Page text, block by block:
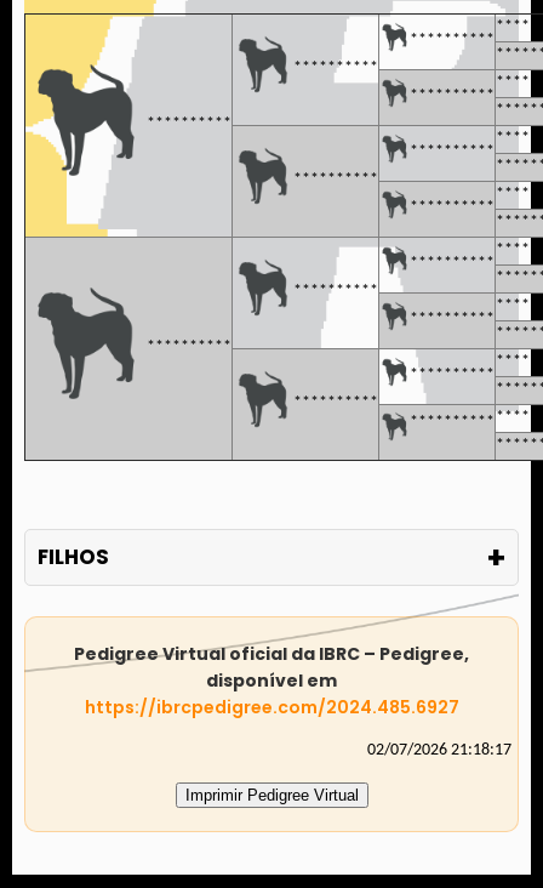
**********
**********
**********
**********
**********
**********
**********
**********
**********
**********
**********
**********
**********
**********
FILHOS +
Pedigree Virtual oficial da IBRC – Pedigree,
disponível em
https://ibrcpedigree.com/2024.485.6927
02/07/2026 21:18:17
Imprimir Pedigree Virtual